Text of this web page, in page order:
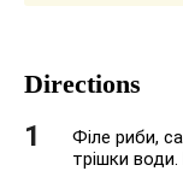
Directions
Філе риби,
трішки